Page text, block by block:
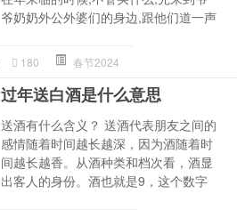
爷奶奶外公外婆们的身边,跟他们道一声
180 春节2024
过年送白酒是什么意思
送酒有什么含义？ 送酒代表朋友之间的
感情随着时间越长越深，因为酒随着时
间越长越香。从酒种类和档次看，酒显
出客人的身份。酒也就是9，这个数字